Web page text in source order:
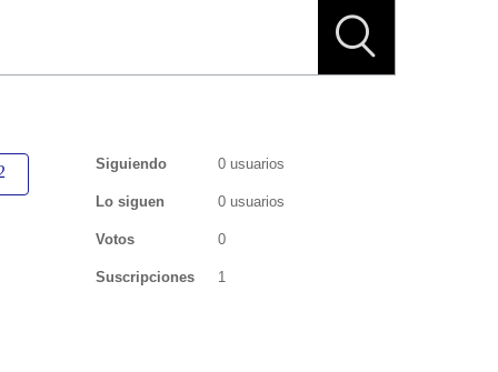
Siguiendo 0 usuarios
Lo siguen 0 usuarios
Votos 0
Suscripciones 1